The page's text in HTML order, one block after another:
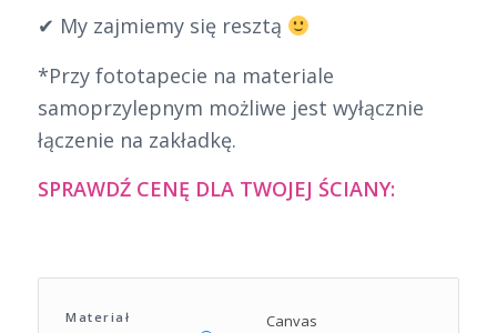
✔ My zajmiemy się resztą
*Przy fototapecie na materiale
samoprzylepnym możliwe jest wyłącznie
łączenie na zakładkę.
SPRAWDŹ CENĘ DLA TWOJEJ ŚCIANY:
Materiał
Canvas